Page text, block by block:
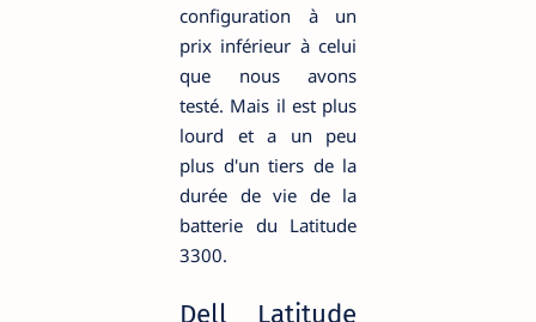
configuration à un
prix inférieur à celui
que nous avons
testé. Mais il est plus
lourd et a un peu
plus d'un tiers de la
durée de vie de la
batterie du Latitude
3300.
Dell Latitude